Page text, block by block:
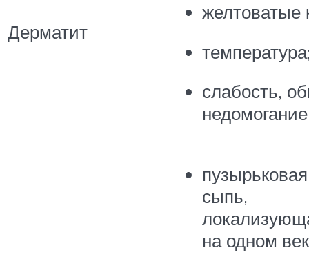
Дерматит
желтоватые
слабость,
пузырьковая
сыпь,
на одном